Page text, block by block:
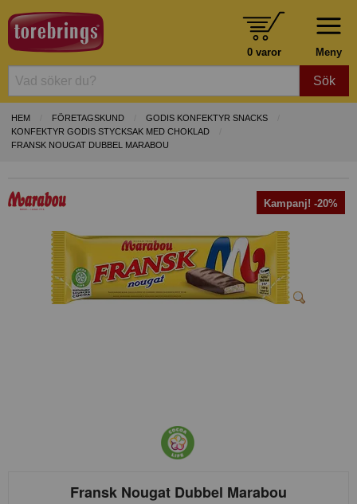
Meny
0 varor
Sök
HEM FÖRETAGSKUND
GODIS KONFEKTYR SNACKS
KONFEKTYR GODIS STYCKSAK MED CHOKLAD
FRANSK NOUGAT DUBBEL MARABOU
Kampanj! -20%
Fransk Nougat Dubbel Marabou